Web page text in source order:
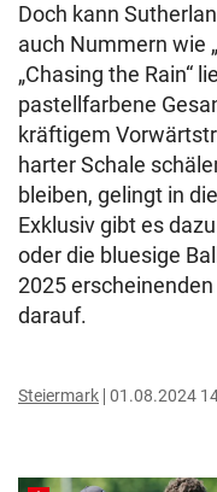
Doch kann
auch Nummern wie
„Chasing the Rain“
pastellfarbene
kräftigem
harter Schale
bleiben, gelingt in
Exklusiv gibt es
oder die bluesige
2025
darauf.
Steiermark 01.08.2024